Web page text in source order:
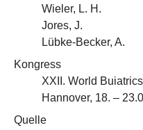
Wieler, L. H.
Jores, J.
Lübke-Becker, A.
Kongress
XXII. World
Hannover, 18. –
Quelle